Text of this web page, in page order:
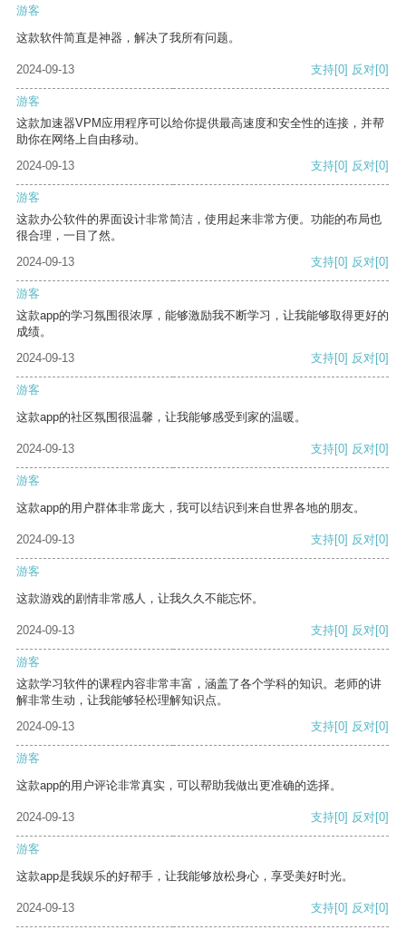
游客
这款软件简直是神器，解决了我所有问题。
2024-09-13 支持[0] 反对[0]
游客
这款加速器VPM应用程序可以给你提供最高速度和安全性的连接，并帮
助你在网络上自由移动。
2024-09-13
支持[0] 反对[0]
游客
这款办公软件的界面设计非常简洁，使用起来非常方便。功能的布局也
很合理，一目了然。
2024-09-13
支持[0] 反对[0]
游客
这款app的学习氛围很浓厚，能够激励我不断学习，让我能够取得更好的
成绩。
2024-09-13
支持[0] 反对[0]
游客
这款app的社区氛围很温馨，让我能够感受到家的温暖。
2024-09-13 支持[0] 反对[0]
游客
这款app的用户群体非常庞大，我可以结识到来自世界各地的朋友。
2024-09-13 支持[0] 反对[0]
游客
这款游戏的剧情非常感人，让我久久不能忘怀。
2024-09-13 支持[0] 反对[0]
游客
这款学习软件的课程内容非常丰富，涵盖了各个学科的知识。老师的讲
解非常生动，让我能够轻松理解知识点。
2024-09-13
支持[0] 反对[0]
游客
这款app的用户评论非常真实，可以帮助我做出更准确的选择。
2024-09-13 支持[0] 反对[0]
游客
这款app是我娱乐的好帮手，让我能够放松身心，享受美好时光。
2024-09-13 支持[0] 反对[0]